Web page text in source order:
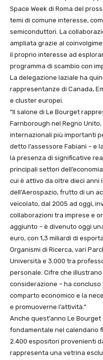
Space Week di Roma del
temi di comune interesse,
semiconduttori. La
ampliata grazie al
il proprio interesse ad
programma di scambio con
La delegazione laziale ha
rappresentanze di Canada,
e cluster europei.
“Il salone di Le Bourget
Farnborough nel Regno
internazionali più importanti
detto l’assessore Fabiani – e
la presenza di significative
principali settori
cui è attivo da oltre dieci anni
dell’Aerospazio, frutto di un
veicolato, dal 2005 ad oggi,
collaborazioni tra imprese e
aggiunto – è divenuto oggi
euro, con 1,3 miliardi di
Organismi di Ricerca, vari
Università e 3.000 tra
personale. Cifre che
considerazione – ha concluso
comparto economico e la
e promuoverne l’attività.”
Anche quest’anno Le
fondamentale nel calendario
2.400 espositori provenienti
rappresenta una vetrina